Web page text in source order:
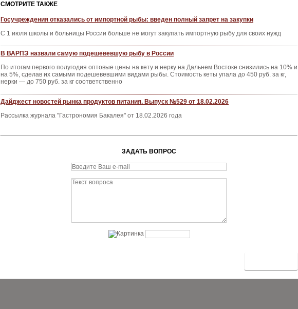
CМОТРИТЕ ТАКЖЕ
Госучреждения отказались от импортной рыбы: введен полный запрет на закупки
С 1 июля школы и больницы России больше не могут закупать импортную рыбу для своих нужд
В ВАРПЭ назвали самую подешевевшую рыбу в России
По итогам первого полугодия оптовые цены на кету и нерку на Дальнем Востоке снизились на 10% и
на 5%, сделав их самыми подешевевшими видами рыбы. Стоимость кеты упала до 450 руб. за кг,
нерки — до 750 руб. за кг соответственно
Дайджест новостей рынка продуктов питания. Выпуск №529 от 18.02.2026
Рассылка журнала "Гастрономия Бакалея" от 18.02.2026 года
ЗАДАТЬ ВОПРОС